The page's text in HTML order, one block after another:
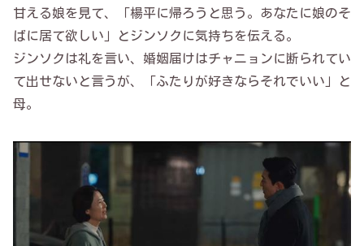
甘える娘を見て、「楊平に帰ろうと思う。あなたに娘のそ
ばに居て欲しい」とジンソクに気持ちを伝える。
ジンソクは礼を言い、婚姻届けはチャニョンに断られてい
て出せないと言うが、「ふたりが好きならそれでいい」と
母。